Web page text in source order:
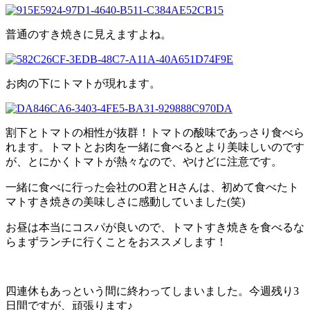
普通のすき焼きに見えますよね。
お肉の下にトマトが現れます。
割下とトマトの相性が抜群！トマトの酸味であっさり食べら
れます。トマトとお肉を一緒に食べるとより美味しいのです
が、とにかくトマトが熱々なので、やけどに注意です。
一緒に食べに行った会社のO君とHさんは、初めて食べたト
マトすき焼きの美味しさに感動していました(笑)
お昼は本当にコスパが良いので、トマトすき焼きを食べるな
らまずランチに行くことをおススメします！
四連休もあっという間に終わってしまいました。今週残り3
日間ですが、頑張ります♪